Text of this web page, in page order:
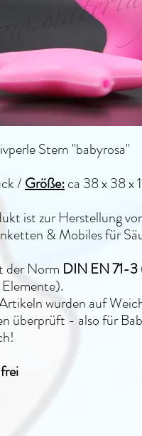
Stern "babyrosa"
/Größe:ca 38 x 38 x
ist zur Herstellung
& Mobiles für
der Norm DIN EN 71-3
wurden auf
überprüft - also für